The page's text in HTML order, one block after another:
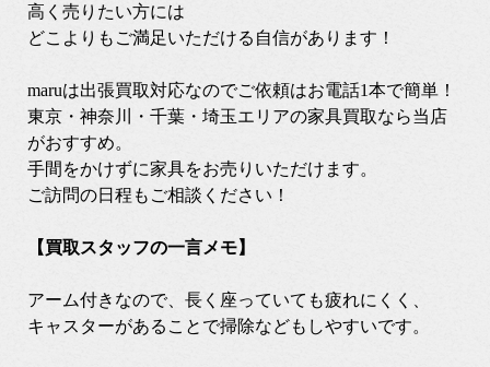
高く売りたい方には
どこよりもご満足いただける自信があります！
maruは出張買取対応なのでご依頼はお電話1本で簡単！
東京・神奈川・千葉・埼玉エリアの家具買取なら当店
がおすすめ。
手間をかけずに家具をお売りいただけます。
ご訪問の日程もご相談ください！
【買取スタッフの一言メモ】
アーム付きなので、長く座っていても疲れにくく、
キャスターがあることで掃除などもしやすいです。